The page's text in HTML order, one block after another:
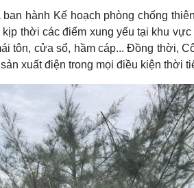
hành Kế hoạch phòng chống
kịp thời các điểm xung yếu tại khu
tôn, cửa sổ, hầm cáp... Đồng thời,
xuất điện trong mọi điều kiện thời